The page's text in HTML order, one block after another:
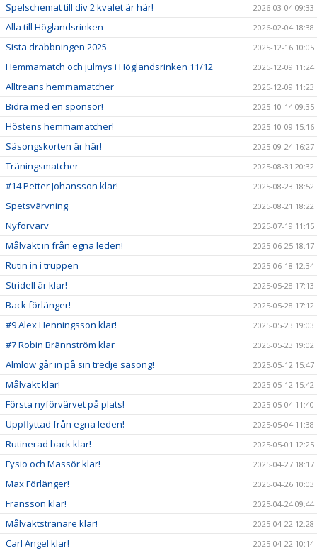
Spelschemat till div 2 kvalet är här! 2026-03-04 09:33
Alla till Höglandsrinken 2026-02-04 18:38
Sista drabbningen 2025 2025-12-16 10:05
Hemmamatch och julmys i Höglandsrinken 11/12 2025-12-09 11:24
Alltreans hemmamatcher 2025-12-09 11:23
Bidra med en sponsor! 2025-10-14 09:35
Höstens hemmamatcher! 2025-10-09 15:16
Säsongskorten är här! 2025-09-24 16:27
Träningsmatcher 2025-08-31 20:32
#14 Petter Johansson klar! 2025-08-23 18:52
Spetsvärvning 2025-08-21 18:22
Nyförvärv 2025-07-19 11:15
Målvakt in från egna leden! 2025-06-25 18:17
Rutin in i truppen 2025-06-18 12:34
Stridell är klar! 2025-05-28 17:13
Back förlänger! 2025-05-28 17:12
#9 Alex Henningsson klar! 2025-05-23 19:03
#7 Robin Brännström klar 2025-05-23 19:02
Almlöw går in på sin tredje säsong! 2025-05-12 15:47
Målvakt klar! 2025-05-12 15:42
Första nyförvärvet på plats! 2025-05-04 11:40
Uppflyttad från egna leden! 2025-05-04 11:38
Rutinerad back klar! 2025-05-01 12:25
Fysio och Massör klar! 2025-04-27 18:17
Max Förlänger! 2025-04-26 10:03
Fransson klar! 2025-04-24 09:44
Målvaktstränare klar! 2025-04-22 12:28
Carl Angel klar! 2025-04-22 10:14